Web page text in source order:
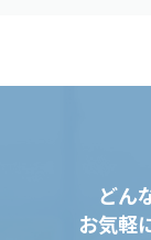
どん
お気軽